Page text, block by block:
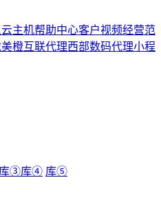
云主机帮助中心客户视频经营范
美橙互联代理西部数码代理小程
库③库④ 库⑤